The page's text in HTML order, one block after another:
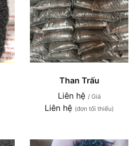
Than Trấu
Liên hệ / Giá
Liên hệ (đơn tối thiểu)